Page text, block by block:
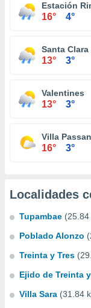
Estación
16° 4°
Santa Clara
13° 3°
Valentines
13° 3°
Villa
16° 3°
Localidades
Tupambae (25.84
Poblado Alonzo
Treinta y Tres
Ejido de Treinta
Villa Sara (31.84